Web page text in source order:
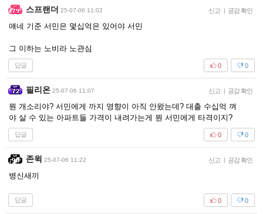
스프랜더 25-07-06 11:02 신고 | 공감 확인
얘네 기준 서민은 몇십억은 있어야 서민
그 이하는 노비라 노관심
답글 0
0
필리온 25-07-06 11:07 신고 | 공감 확인
뭔 개소리야? 서민에게 까지 영향이 아직 안왔는데? 대출 수십억 껴
야 살 수 있는 아파트들 가격이 내려가는게 뭔 서민에게 타격이지?
답글 0
0
존윅 25-07-06 11:22 신고 | 공감 확인
병신새끼
답글 0
0